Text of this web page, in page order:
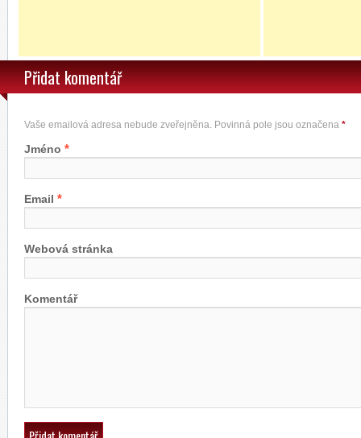
Přidat komentář
Vaše emailová adresa nebude zveřejněna. Povinná pole jsou označena *
Jméno *
Email *
Webová stránka
Komentář